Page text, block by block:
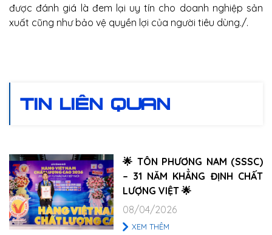
được đánh giá là đem lại uy tín cho doanh nghiệp sản
xuất cũng như bảo vệ quyền lợi của người tiêu dùng./.
TIN LIÊN QUAN
🌟 TÔN PHƯƠNG NAM (SSSC)
– 31 NĂM KHẲNG ĐỊNH CHẤT
LƯỢNG VIỆT 🌟
08/04/2026
XEM THÊM